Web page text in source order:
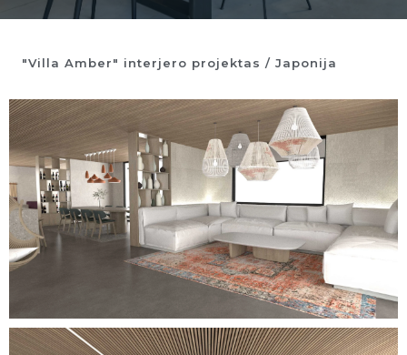
"Villa Amber" interjero projektas / Japonija